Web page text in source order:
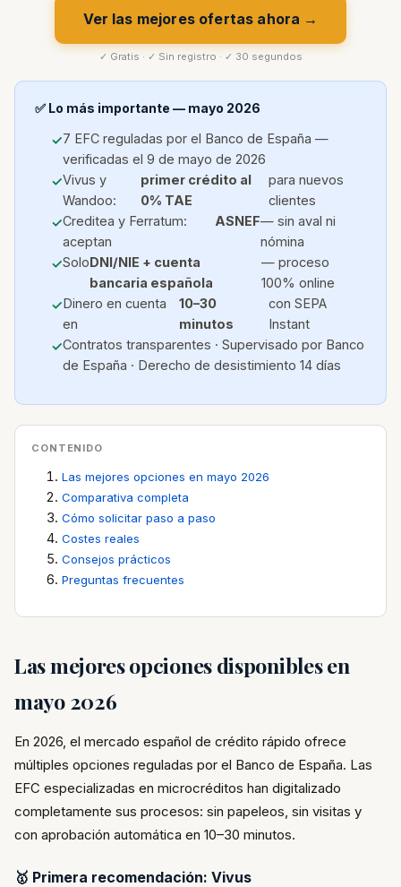
Ver las mejores ofertas ahora →
✓ Gratis · ✓ Sin registro · ✓ 30 segundos
✅ Lo más importante — mayo 2026
7 EFC reguladas por el Banco de España —
verificadas el 9 de mayo de 2026
Vivus y
Wandoo:
primer crédito al
0% TAE
para nuevos
clientes
Creditea y Ferratum:
aceptan
ASNEF— sin aval ni
nómina
SoloDNI/NIE + cuenta
bancaria española
— proceso
100% online
Dinero en cuenta
en
10–30
minutos
con SEPA
Instant
Contratos transparentes · Supervisado por Banco
de España · Derecho de desistimiento 14 días
CONTENIDO
Las mejores opciones en mayo 2026
Comparativa completa
Cómo solicitar paso a paso
Costes reales
Consejos prácticos
Preguntas frecuentes
Las mejores opciones disponibles en
mayo 2026
En 2026, el mercado español de crédito rápido ofrece
múltiples opciones reguladas por el Banco de España. Las
EFC especializadas en microcréditos han digitalizado
completamente sus procesos: sin papeleos, sin visitas y
con aprobación automática en 10–30 minutos.
🥇 Primera recomendación: Vivus